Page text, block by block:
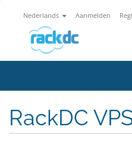
Nederlands Aanmelden
RackDC